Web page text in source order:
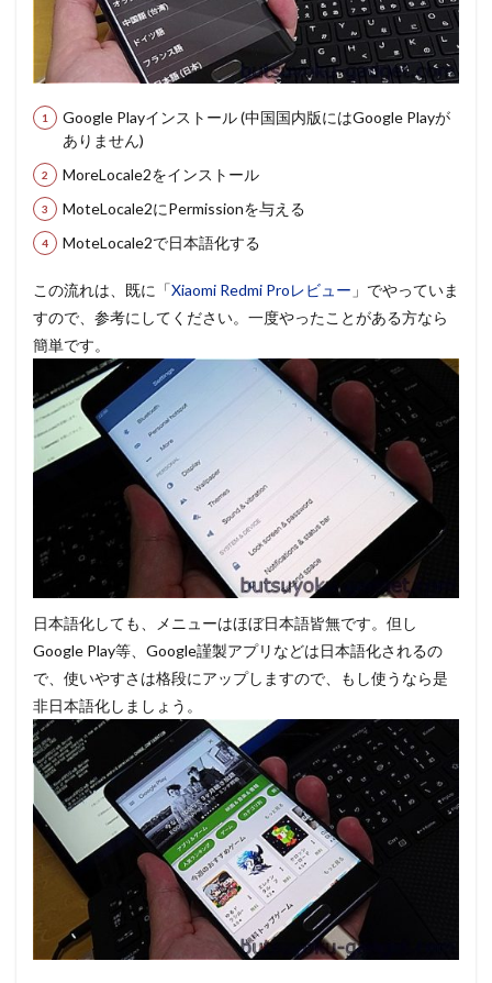
Google Playインストール (中国国内版にはGoogle Playが
ありません)
MoreLocale2をインストール
MoteLocale2にPermissionを与える
MoteLocale2で日本語化する
この流れは、既に「Xiaomi Redmi Proレビュー 」でやっていま
すので、参考にしてください。一度やったことがある方なら
簡単です。
日本語化しても、メニューはほぼ日本語皆無です。但し
Google Play等、Google謹製アプリなどは日本語化されるの
で、使いやすさは格段にアップしますので、もし使うなら是
非日本語化しましょう。